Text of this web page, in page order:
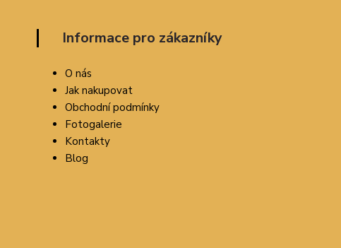
Informace pro zákazníky
O nás
Jak nakupovat
Obchodní podmínky
Fotogalerie
Kontakty
Blog